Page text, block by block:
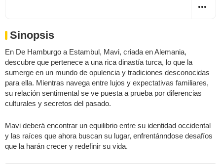
Sinopsis
En De Hamburgo a Estambul, Mavi, criada en Alemania,
descubre que pertenece a una rica dinastía turca, lo que la
sumerge en un mundo de opulencia y tradiciones desconocidas
para ella. Mientras navega entre lujos y expectativas familiares,
su relación sentimental se ve puesta a prueba por diferencias
culturales y secretos del pasado.
Mavi deberá encontrar un equilibrio entre su identidad occidental
y las raíces que ahora buscan su lugar, enfrentánndose desafíos
que la harán crecer y redefinir su vida.